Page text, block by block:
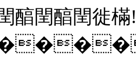
醕閏醕閏徙